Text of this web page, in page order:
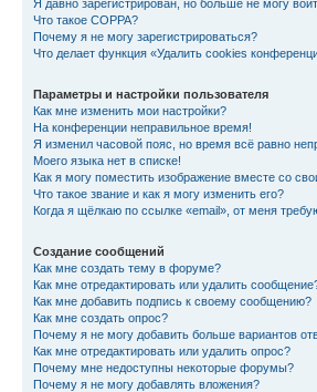
Я давно зарегистрирован, но больше не могу
Что такое COPPA?
Почему я не могу зарегистрироваться?
Что делает функция «Удалить cookies
Параметры и настройки пользователя
Как мне изменить мои настройки?
На конференции неправильное время!
Я изменил часовой пояс, но время всё равно
Моего языка нет в списке!
Как я могу поместить изображение вместе со
Что такое звание и как я могу изменить его?
Когда я щёлкаю по ссылке «email», от меня
Создание сообщений
Как мне создать тему в форуме?
Как мне отредактировать или удалить
Как мне добавить подпись к своему сообщению?
Как мне создать опрос?
Почему я не могу добавить больше вариантов
Как мне отредактировать или удалить опрос?
Почему мне недоступны некоторые форумы?
Почему я не могу добавлять вложения?